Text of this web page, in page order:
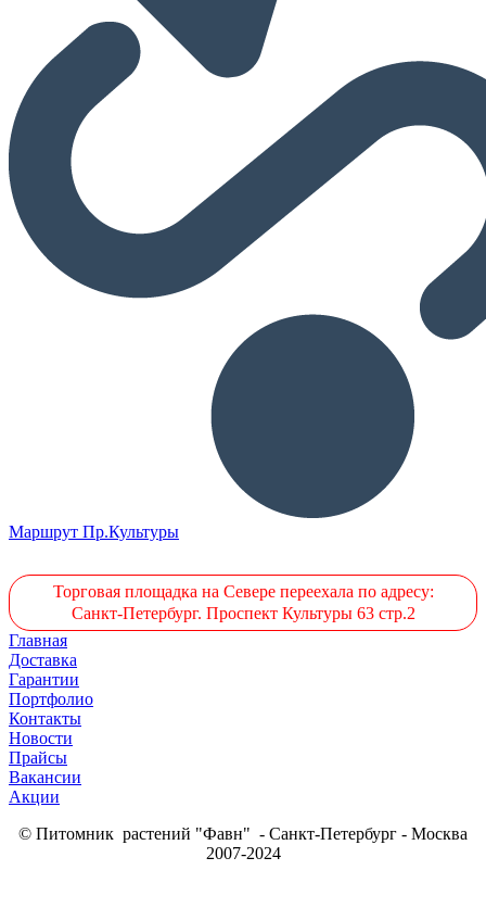
Маршрут Пр.Культуры
Торговая площадка на Севере переехала по адресу:
Санкт-Петербург. Проспект Культуры 63 стр.2
Главная
Доставка
Гарантии
Портфолио
Контакты
Новости
Прайсы
Вакансии
Акции
© Питомник растений "Фавн" - Санкт-Петербург - Москва
2007-2024